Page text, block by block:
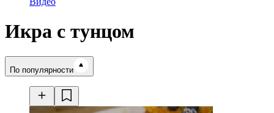
Икра с тунцом
Время готовки
По популярности